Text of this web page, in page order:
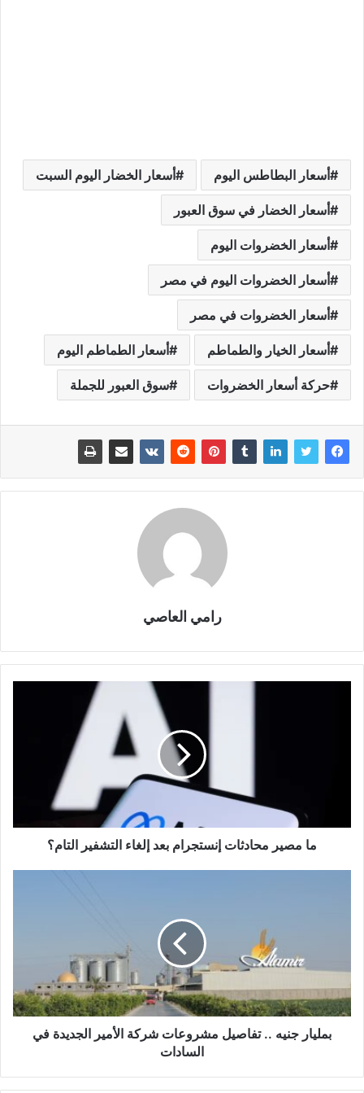
أسعار البطاطس اليوم أسعار الخضار اليوم السبت
أسعار الخضار في سوق العبور
أسعار الخضروات اليوم
أسعار الخضروات اليوم في مصر
أسعار الخضروات في مصر
أسعار الخيار والطماطم أسعار الطماطم اليوم
حركة أسعار الخضروات سوق العبور للجملة
رامي العاصي
ما مصير محادثات إنستجرام بعد إلغاء التشفير التام؟
بمليار جنيه .. تفاصيل مشروعات شركة الأمير الجديدة في
السادات